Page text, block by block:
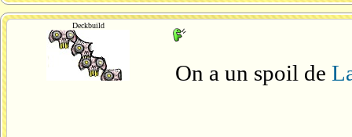
Deckbuild
On a un spoil de